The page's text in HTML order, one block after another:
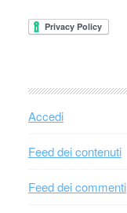
Accedi
Feed dei contenuti
Feed dei commenti